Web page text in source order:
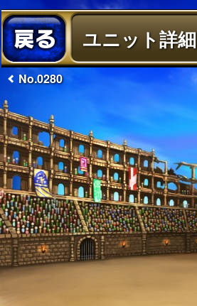
ユニット詳細
No.0280